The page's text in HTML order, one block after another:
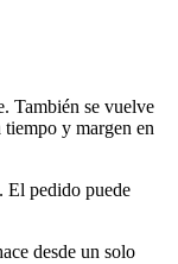
También se vuelve
tiempo y margen en
El pedido puede
desde un solo